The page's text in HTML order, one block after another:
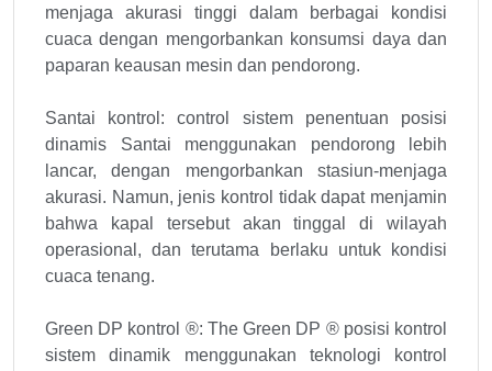
menjaga akurasi tinggi dalam berbagai kondisi
cuaca dengan mengorbankan konsumsi daya dan
paparan keausan mesin dan pendorong.
Santai kontrol: control sistem penentuan posisi
dinamis Santai menggunakan pendorong lebih
lancar, dengan mengorbankan stasiun-menjaga
akurasi. Namun, jenis kontrol tidak dapat menjamin
bahwa kapal tersebut akan tinggal di wilayah
operasional, dan terutama berlaku untuk kondisi
cuaca tenang.
Green DP kontrol ®: The Green DP ® posisi kontrol
sistem dinamik menggunakan teknologi kontrol